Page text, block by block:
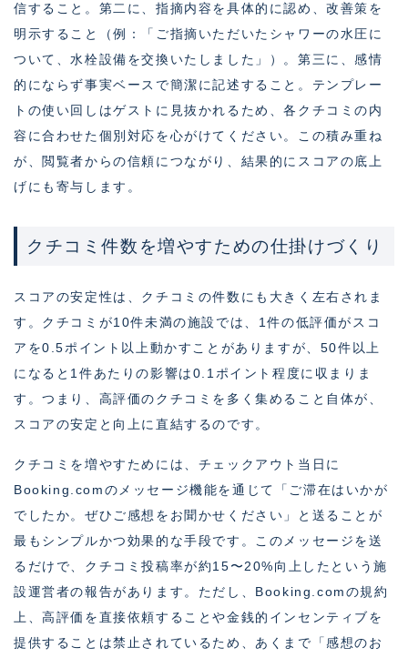
信すること。第二に、指摘内容を具体的に認め、改善策を
明示すること（例：「ご指摘いただいたシャワーの水圧に
ついて、水栓設備を交換いたしました」）。第三に、感情
的にならず事実ベースで簡潔に記述すること。テンプレー
トの使い回しはゲストに見抜かれるため、各クチコミの内
容に合わせた個別対応を心がけてください。この積み重ね
が、閲覧者からの信頼につながり、結果的にスコアの底上
げにも寄与します。
クチコミ件数を増やすための仕掛けづくり
スコアの安定性は、クチコミの件数にも大きく左右されま
す。クチコミが10件未満の施設では、1件の低評価がスコ
アを0.5ポイント以上動かすことがありますが、50件以上
になると1件あたりの影響は0.1ポイント程度に収まりま
す。つまり、高評価のクチコミを多く集めること自体が、
スコアの安定と向上に直結するのです。
クチコミを増やすためには、チェックアウト当日に
Booking.comのメッセージ機能を通じて「ご滞在はいかが
でしたか。ぜひご感想をお聞かせください」と送ることが
最もシンプルかつ効果的な手段です。このメッセージを送
るだけで、クチコミ投稿率が約15〜20%向上したという施
設運営者の報告があります。ただし、Booking.comの規約
上、高評価を直接依頼することや金銭的インセンティブを
提供することは禁止されているため、あくまで「感想のお